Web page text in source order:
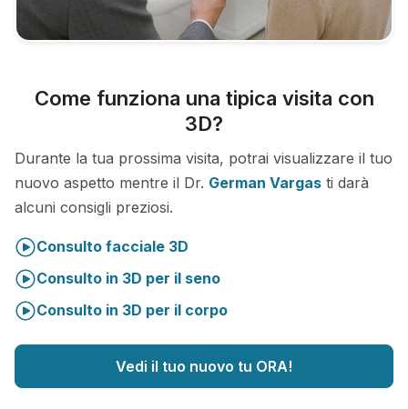
Come funziona una tipica visita con
3D?
Durante la tua prossima visita, potrai visualizzare il tuo
nuovo aspetto mentre il Dr. German Vargas ti darà
alcuni consigli preziosi.
Consulto facciale 3D
Consulto in 3D per il seno
Consulto in 3D per il corpo
Vedi il tuo nuovo tu ORA!